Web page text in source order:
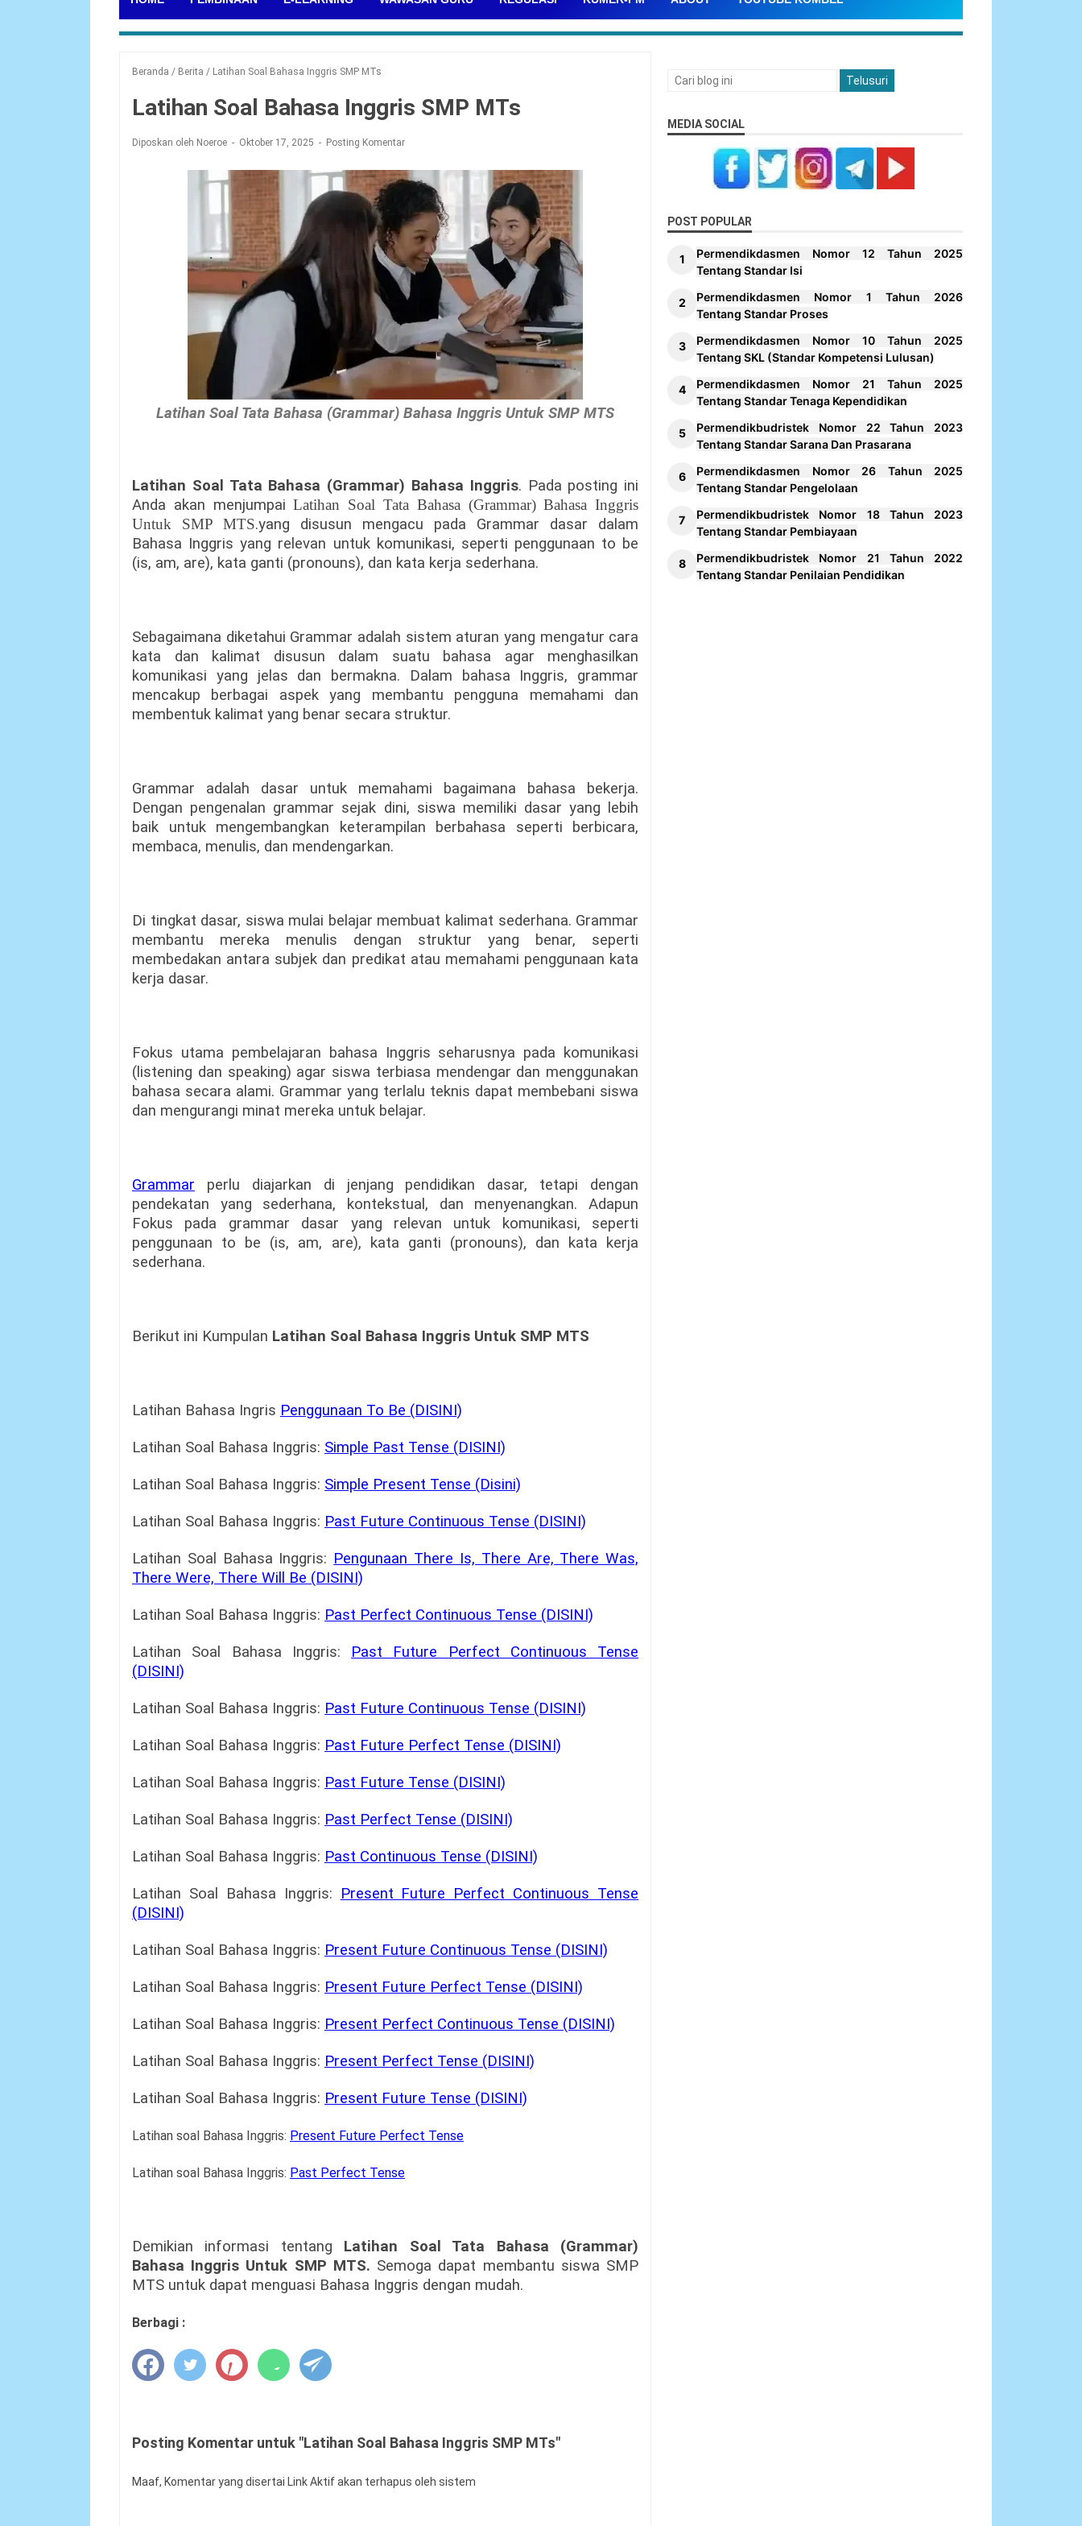
Beranda / Berita / Latihan Soal Bahasa Inggris SMP MTs
Latihan Soal Bahasa Inggris SMP MTs
Diposkan oleh Noeroe Oktober 17, 2025 Posting Komentar
Latihan Soal Tata Bahasa (Grammar) Bahasa Inggris Untuk SMP MTS
Latihan Soal Tata Bahasa (Grammar) Bahasa Inggris. Pada posting ini
Anda akan menjumpaiLatihan Soal Tata Bahasa (Grammar) Bahasa Inggris
Untuk SMP MTS.yang disusun mengacu pada Grammar dasar dalam
Bahasa Inggris yang relevan untuk komunikasi, seperti penggunaan to be
(is, am, are), kata ganti (pronouns), dan kata kerja sederhana.
Sebagaimana diketahui Grammar adalah sistem aturan yang mengatur cara
kata dan kalimat disusun dalam suatu bahasa agar menghasilkan
komunikasi yang jelas dan bermakna. Dalam bahasa Inggris, grammar
mencakup berbagai aspek yang membantu pengguna memahami dan
membentuk kalimat yang benar secara struktur.
Grammar adalah dasar untuk memahami bagaimana bahasa bekerja.
Dengan pengenalan grammar sejak dini, siswa memiliki dasar yang lebih
baik untuk mengembangkan keterampilan berbahasa seperti berbicara,
membaca, menulis, dan mendengarkan.
Di tingkat dasar, siswa mulai belajar membuat kalimat sederhana. Grammar
membantu mereka menulis dengan struktur yang benar, seperti
membedakan antara subjek dan predikat atau memahami penggunaan kata
kerja dasar.
Fokus utama pembelajaran bahasa Inggris seharusnya pada komunikasi
(listening dan speaking) agar siswa terbiasa mendengar dan menggunakan
bahasa secara alami. Grammar yang terlalu teknis dapat membebani siswa
dan mengurangi minat mereka untuk belajar.
Grammar perlu diajarkan di jenjang pendidikan dasar, tetapi dengan
pendekatan yang sederhana, kontekstual, dan menyenangkan. Adapun
Fokus pada grammar dasar yang relevan untuk komunikasi, seperti
penggunaan to be (is, am, are), kata ganti (pronouns), dan kata kerja
sederhana.
Berikut ini Kumpulan Latihan Soal Bahasa Inggris Untuk SMP MTS
Latihan Bahasa Ingris Penggunaan To Be (DISINI)
Latihan Soal Bahasa Inggris: Simple Past Tense (DISINI)
Latihan Soal Bahasa Inggris: Simple Present Tense (Disini)
Latihan Soal Bahasa Inggris: Past Future Continuous Tense (DISINI)
Latihan Soal Bahasa Inggris: Pengunaan There Is, There Are, There Was,
There Were, There Will Be (DISINI)
Latihan Soal Bahasa Inggris: Past Perfect Continuous Tense (DISINI)
Latihan Soal Bahasa Inggris: Past Future Perfect Continuous Tense
(DISINI)
Latihan Soal Bahasa Inggris: Past Future Continuous Tense (DISINI)
Latihan Soal Bahasa Inggris: Past Future Perfect Tense (DISINI)
Latihan Soal Bahasa Inggris: Past Future Tense (DISINI)
Latihan Soal Bahasa Inggris: Past Perfect Tense (DISINI)
Latihan Soal Bahasa Inggris: Past Continuous Tense (DISINI)
Latihan Soal Bahasa Inggris: Present Future Perfect Continuous Tense
(DISINI)
Latihan Soal Bahasa Inggris: Present Future Continuous Tense (DISINI)
Latihan Soal Bahasa Inggris: Present Future Perfect Tense (DISINI)
Latihan Soal Bahasa Inggris: Present Perfect Continuous Tense (DISINI)
Latihan Soal Bahasa Inggris: Present Perfect Tense (DISINI)
Latihan Soal Bahasa Inggris: Present Future Tense (DISINI)
Latihan soal Bahasa Inggris: Present Future Perfect Tense
Latihan soal Bahasa Inggris: Past Perfect Tense
Demikian informasi tentang Latihan Soal Tata Bahasa (Grammar)
Bahasa Inggris Untuk SMP MTS. Semoga dapat membantu siswa SMP
MTS untuk dapat menguasi Bahasa Inggris dengan mudah.
Berbagi :
Posting Komentar untuk "Latihan Soal Bahasa Inggris SMP MTs"
Maaf, Komentar yang disertai Link Aktif akan terhapus oleh sistem
MEDIA SOCIAL
POST POPULAR
Permendikdasmen Nomor 12 Tahun 2025
Tentang Standar Isi
Permendikdasmen Nomor 1 Tahun 2026
Tentang Standar Proses
Permendikdasmen Nomor 10 Tahun 2025
Tentang SKL (Standar Kompetensi Lulusan)
Permendikdasmen Nomor 21 Tahun 2025
Tentang Standar Tenaga Kependidikan
Permendikbudristek Nomor 22 Tahun 2023
Tentang Standar Sarana Dan Prasarana
Permendikdasmen Nomor 26 Tahun 2025
Tentang Standar Pengelolaan
Permendikbudristek Nomor 18 Tahun 2023
Tentang Standar Pembiayaan
Permendikbudristek Nomor 21 Tahun 2022
Tentang Standar Penilaian Pendidikan